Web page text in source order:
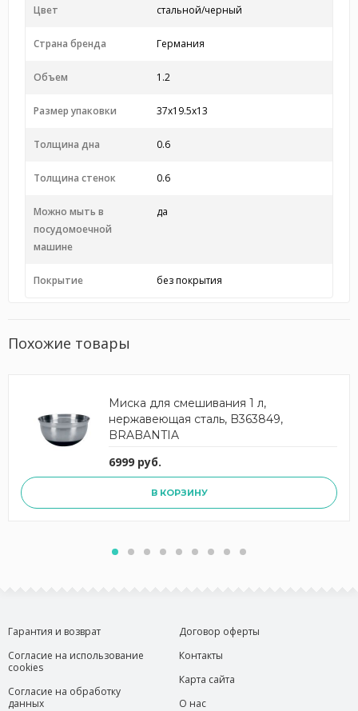
Цвет стальной/черный
Страна бренда Германия
Объем 1.2
Размер упаковки 37x19.5x13
Толщина дна 0.6
Толщина стенок 0.6
Можно мыть в
посудомоечной
машине
да
Покрытие без покрытия
Похожие товары
Миска для смешивания 1 л,
нержавеющая сталь, B363849,
BRABANTIA
6999 руб.
В КОРЗИНУ
Гарантия и возврат
Согласие на использование
cookies
Согласие на обработку
данных
Договор оферты
Контакты
Карта сайта
О нас